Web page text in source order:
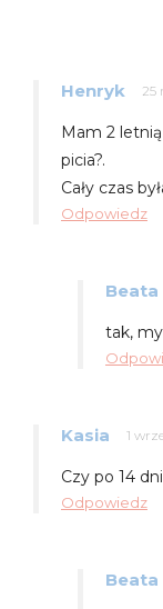
Henryk 25
Mam 2
picia?.
Cały czas
Odpowiedz
tak,
Kasia 1
Czy po 14
Odpowiedz